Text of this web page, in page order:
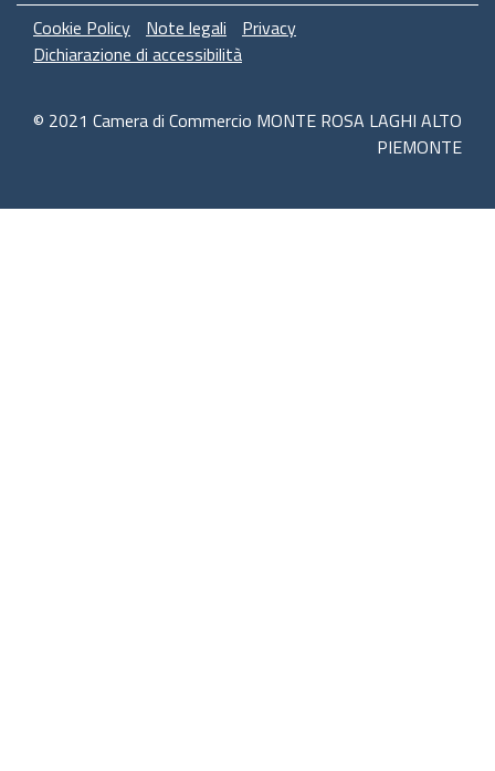
Menù privacy
Cookie Policy Note legali
Privacy
Dichiarazione di accessibilità
© 2021 Camera di Commercio MONTE ROSA LAGHI ALTO
PIEMONTE